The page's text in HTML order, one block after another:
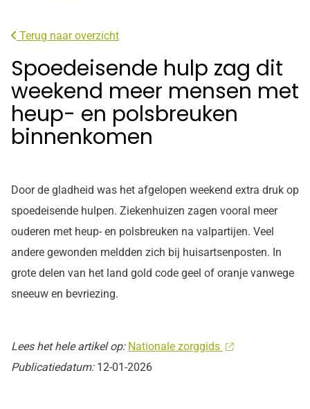
Terug naar overzicht
Spoedeisende hulp zag dit
weekend meer mensen met
heup- en polsbreuken
binnenkomen
Door de gladheid was het afgelopen weekend extra druk op
spoedeisende hulpen. Ziekenhuizen zagen vooral meer
ouderen met heup- en polsbreuken na valpartijen. Veel
andere gewonden meldden zich bij huisartsenposten. In
grote delen van het land gold code geel of oranje vanwege
sneeuw en bevriezing.
Lees het hele artikel op: Nationale zorggids
Publicatiedatum: 12-01-2026